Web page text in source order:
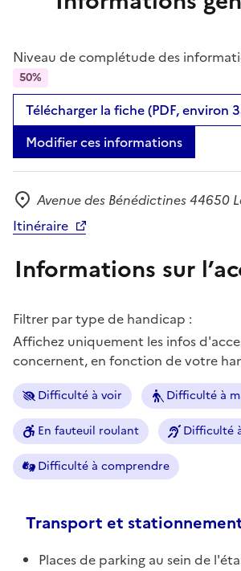
Niveau de complétude des
50%
Télécharger la fiche (PDF, environ
Modifier ces informations
Adresse
Avenue des Bénédictines 44650
Itinéraire
Informations sur
Filtrer par type de handicap :
Affichez uniquement les infos
concernent, en fonction de votre
Difficulté à voir Difficulté à
En fauteuil roulant Difficulté
Difficulté à comprendre
Transport et
Places de parking au sein de